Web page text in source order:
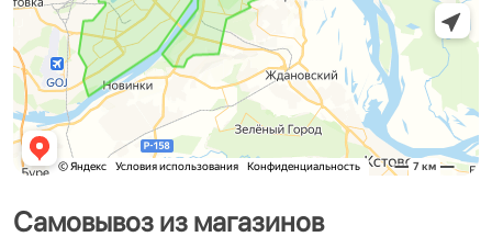
Самовывоз из магазинов